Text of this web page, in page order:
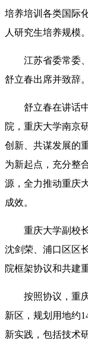
培养培训各类国际
人研究生培养规模。
江苏省委常委
舒立春出席并致辞
舒立春在讲话
院，重庆大学南京
创新、共谋发展的
为新起点，充分整
源，全力推动重庆
成效。
重庆大学副校
沈剑荣、浦口区区
院框架协议和共建
按照协议，重
新区，规划用地约
新实践，包括技术